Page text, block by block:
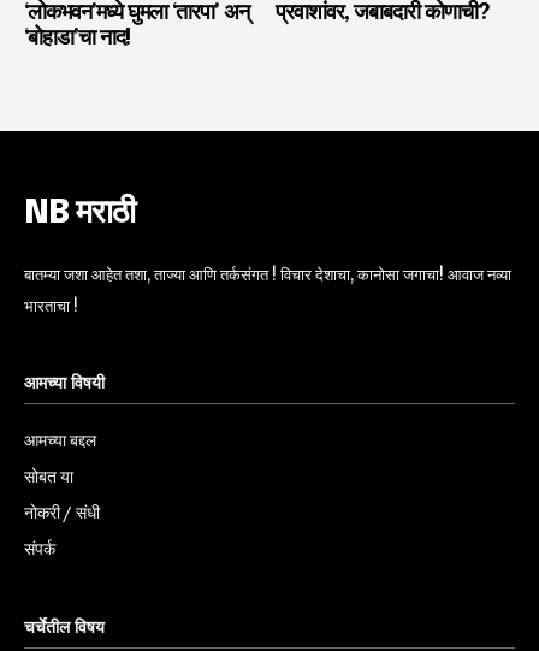
‘लोकभवन’मध्ये घुमला ‘तारपा’ अन्
‘बोहाडा’चा नाद!
प्रवाशांवर, जबाबदारी कोणाची?
NB मराठी
बातम्या जशा आहेत तशा, ताज्या आणि तर्कसंगत ! विचार देशाचा, कानोसा जगाचा! आवाज नव्या
भारताचा !
आमच्या विषयी
आमच्या बद्दल
सोबत या
नोकरी / संधी
संपर्क
चर्चेतील विषय